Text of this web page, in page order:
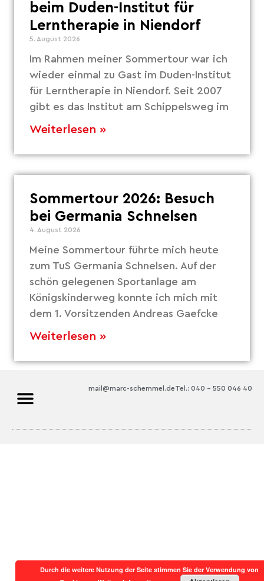
beim Duden-Institut für
Lerntherapie in Niendorf
5. August 2026
Im Rahmen meiner Sommertour war ich
wieder einmal zu Gast im Duden-Institut
für Lerntherapie in Niendorf. Seit 2007
gibt es das Institut am Schippelsweg im
Weiterlesen »
Sommertour 2026: Besuch
bei Germania Schnelsen
4. August 2026
Meine Sommertour führte mich heute
zum TuS Germania Schnelsen. Auf der
schön gelegenen Sportanlage am
Königskinderweg konnte ich mich mit
dem 1. Vorsitzenden Andreas Gaefcke
Weiterlesen »
Tel.: 040 – 550 046 40
mail@marc-schemmel.de
Durch die weitere Nutzung der Seite stimmen Sie der Verwendung von